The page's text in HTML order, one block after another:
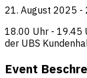
21. August 2025 -
18.00 Uhr - 19.45
der UBS
Event